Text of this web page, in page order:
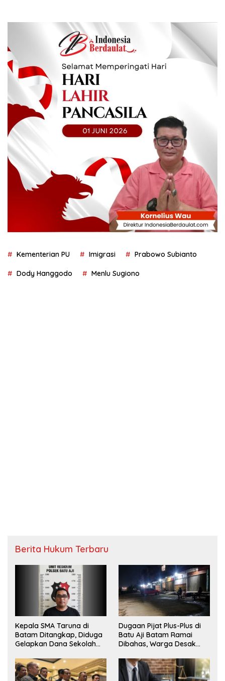
Kementerian PU Imigrasi Prabowo Subianto
Dody Hanggodo Menlu Sugiono
Berita Hukum Terbaru
Kepala SMA Taruna di
Batam Ditangkap, Diduga
Gelapkan Dana Sekolah
Dugaan Pijat Plus-Plus di
Batu Aji Batam Ramai
Dibahas, Warga Desak